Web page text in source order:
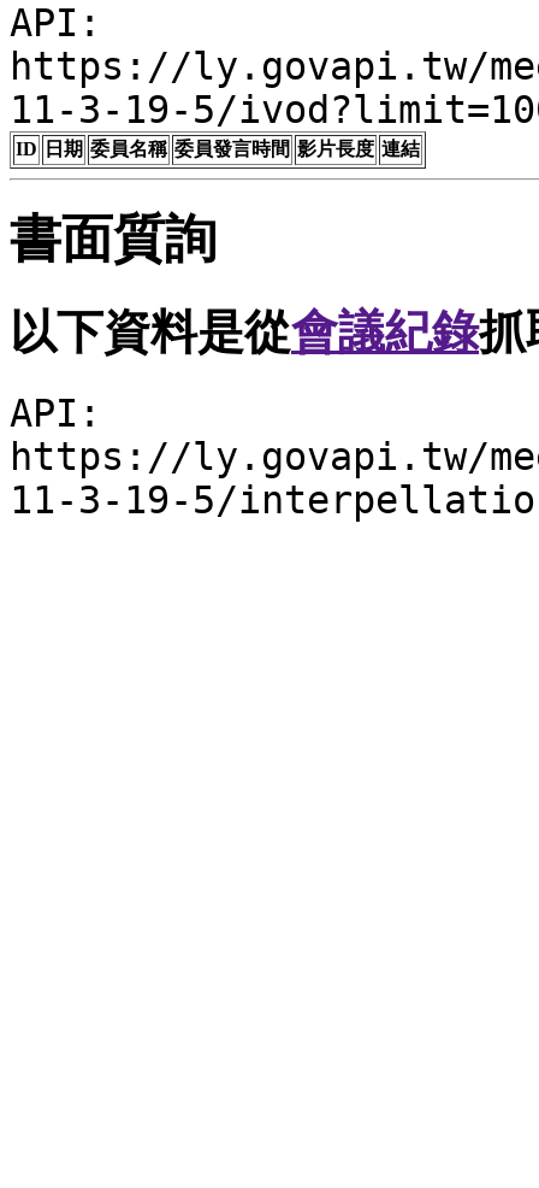
API:
https://ly.govapi.tw/meet/
11-3-19-5/
ID 日期 委員名稱 委員發言時間 影片長度 連結
書面質詢
以下資料是從會議紀錄抓
API:
https://ly.govapi.tw/meet/
11-3-19-5/